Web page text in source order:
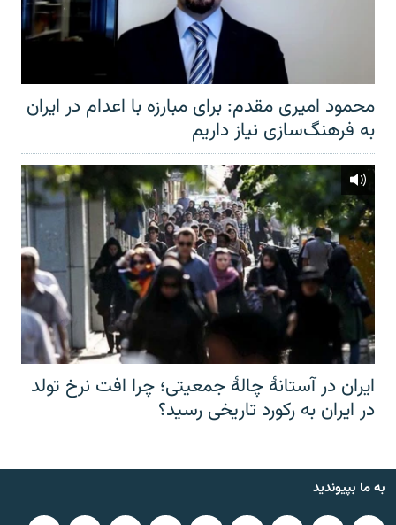
محمود امیری مقدم: برای مبارزه با اعدام در ایران
به فرهنگ‌سازی نیاز داریم
ایران در آستانهٔ چالهٔ جمعیتی؛ چرا افت نرخ تولد
در ایران به رکورد تاریخی رسید؟
به ما بپیوندید